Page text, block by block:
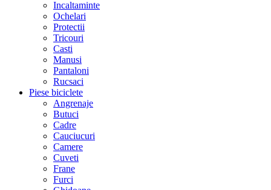
Incaltaminte
Ochelari
Protectii
Tricouri
Casti
Manusi
Pantaloni
Rucsaci
Piese biciclete
Angrenaje
Butuci
Cadre
Cauciucuri
Camere
Cuveti
Frane
Furci